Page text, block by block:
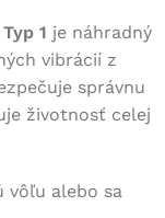
1 je náhradný
vibrácií z
správnu
životnosť celej
vôľu alebo sa